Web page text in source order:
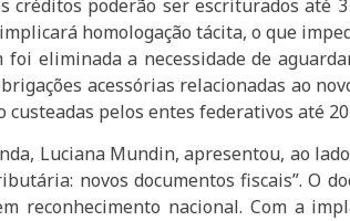
créditos poderão ser escriturados até
homologação tácita, o que
eliminada a necessidade de
acessórias relacionadas ao
custeadas pelos entes federativos até
Luciana Mundin, apresentou, ao
novos documentos fiscais”. O
reconhecimento nacional. Com a